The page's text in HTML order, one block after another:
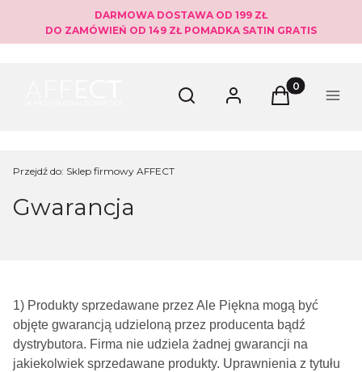
DARMOWA DOSTAWA OD 199 ZŁ
DO ZAMÓWIEŃ OD 149 ZŁ POMADKA SATIN GRATIS
Otwórz wyszukiwarkę
Szukaj Zaloguj sięProdukty w
Koszyk Menu
Przejdź do: Sklep firmowy AFFECT
Gwarancja
1) Produkty sprzedawane przez Ale Piękna mogą być
objęte gwarancją udzieloną przez producenta bądź
dystrybutora. Firma nie udziela żadnej gwarancji na
jakiekolwiek sprzedawane produkty. Uprawnienia z tytułu